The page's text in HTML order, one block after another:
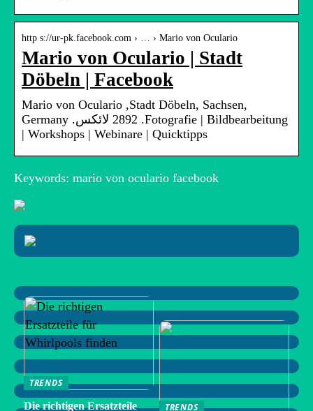
http s://ur-pk.facebook.com › … › Mario von Oculario
Mario von Oculario | Stadt
Döbeln | Facebook
Mario von Oculario‎‏, ‏‎Stadt Döbeln, Sachsen,
Germany‎‏. ‏‏2892‏ لائکس‏. ‏‎Fotografie | Bildbearbeitung
Keywords: mario von oculario facebook
TRENDS
Die richtigen Ersatzteile
TRENDS